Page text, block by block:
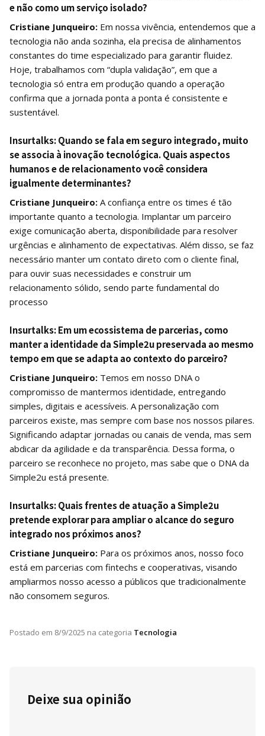
e não como um serviço isolado?
Cristiane Junqueiro: Em nossa vivência, entendemos que a
tecnologia não anda sozinha, ela precisa de alinhamentos
constantes do time especializado para garantir fluidez.
Hoje, trabalhamos com “dupla validação”, em que a
tecnologia só entra em produção quando a operação
confirma que a jornada ponta a ponta é consistente e
sustentável.
Insurtalks:Quando se fala em seguro integrado, muito
se associa à inovação tecnológica. Quais aspectos
humanos e de relacionamento você considera
igualmente determinantes?
Cristiane Junqueiro: A confiança entre os times é tão
importante quanto a tecnologia. Implantar um parceiro
exige comunicação aberta, disponibilidade para resolver
urgências e alinhamento de expectativas. Além disso, se faz
necessário manter um contato direto com o cliente final,
para ouvir suas necessidades e construir um
relacionamento sólido, sendo parte fundamental do
processo
Insurtalks:Em um ecossistema de parcerias, como
manter a identidade da Simple2u preservada ao mesmo
tempo em que se adapta ao contexto do parceiro?
Cristiane Junqueiro: Temos em nosso DNA o
compromisso de mantermos identidade, entregando
simples, digitais e acessíveis. A personalização com
parceiros existe, mas sempre com base nos nossos pilares.
Significando adaptar jornadas ou canais de venda, mas sem
abdicar da agilidade e da transparência. Dessa forma, o
parceiro se reconhece no projeto, mas sabe que o DNA da
Simple2u está presente.
Insurtalks:Quais frentes de atuação a Simple2u
pretende explorar para ampliar o alcance do seguro
integrado nos próximos anos?
Cristiane Junqueiro: Para os próximos anos, nosso foco
está em parcerias com fintechs e cooperativas, visando
ampliarmos nosso acesso a públicos que tradicionalmente
não consomem seguros.
Postado em 8/9/2025 na categoria Tecnologia
Deixe sua opinião